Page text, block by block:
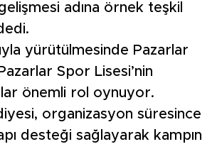
adına örnek teşkil
yürütülmesinde Pazarlar
Spor Lisesi’nin
önemli rol oynuyor.
organizasyon süresince
desteği sağlayarak kampın